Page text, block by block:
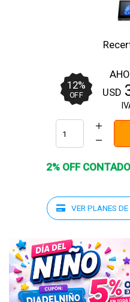
12%
OFF
USD
2% OFF CONTADO
VER PLANES